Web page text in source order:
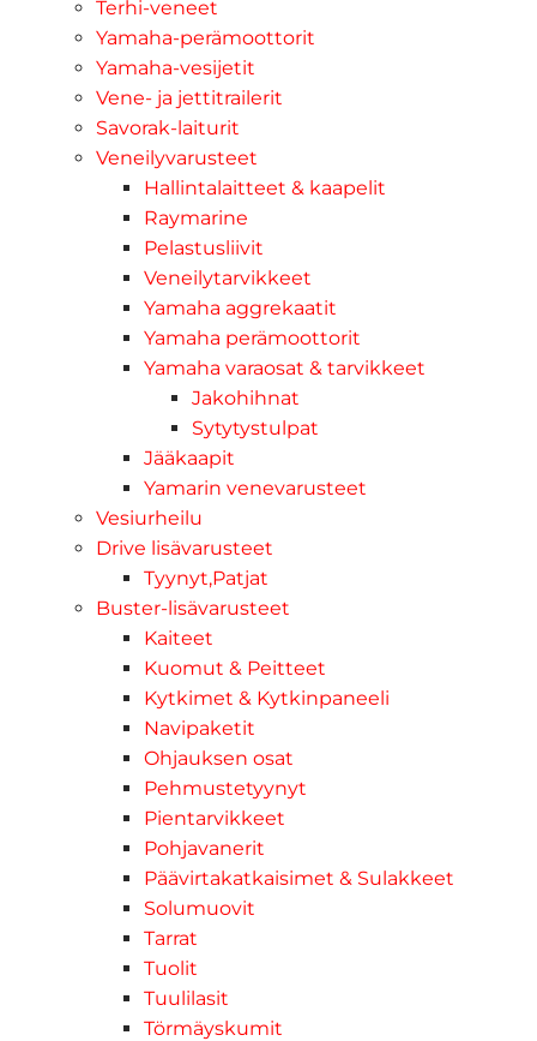
Terhi-veneet
Yamaha-perämoottorit
Yamaha-vesijetit
Vene- ja jettitrailerit
Savorak-laiturit
Veneilyvarusteet
Hallintalaitteet & kaapelit
Raymarine
Pelastusliivit
Veneilytarvikkeet
Yamaha aggrekaatit
Yamaha perämoottorit
Yamaha varaosat & tarvikkeet
Jakohihnat
Sytytystulpat
Jääkaapit
Yamarin venevarusteet
Vesiurheilu
Drive lisävarusteet
Tyynyt,Patjat
Buster-lisävarusteet
Kaiteet
Kuomut & Peitteet
Kytkimet & Kytkinpaneeli
Navipaketit
Ohjauksen osat
Pehmustetyynyt
Pientarvikkeet
Pohjavanerit
Päävirtakatkaisimet & Sulakkeet
Solumuovit
Tarrat
Tuolit
Tuulilasit
Törmäyskumit